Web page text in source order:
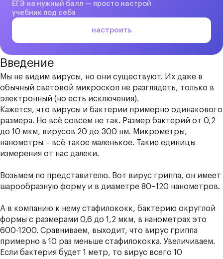
ЕГЭ на нужный балл — просто настрой
учебник под себя
настроить
Введение
Мы не видим вирусы, но они существуют. Их даже в
обычный световой микроскоп не разглядеть, только в
электронный (но есть исключения).
Кажется, что вирусы и бактерии примерно одинакового
размера. Но всё совсем не так. Размер бактерий от 0,2
до 10 мкм, вирусов 20 до 300 нм. Микрометры,
нанометры – всё такое маленькое. Такие единицы
измерения от нас далеки.
Возьмем по представителю. Вот вирус гриппа, он имеет
шарообразную форму и в диаметре 80−120 нанометров.
А в компанию к нему стафилококк, бактерию округлой
формы с размерами 0,6 до 1,2 мкм, в нанометрах это
600-1200. Сравниваем, выходит, что вирус гриппа
примерно в 10 раз меньше стафилококка. Увеличиваем.
Если бактерия будет 1 метр, то вирус всего 10